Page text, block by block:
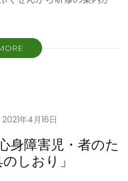
2021年4月16日
身障害児・者のた
しおり」